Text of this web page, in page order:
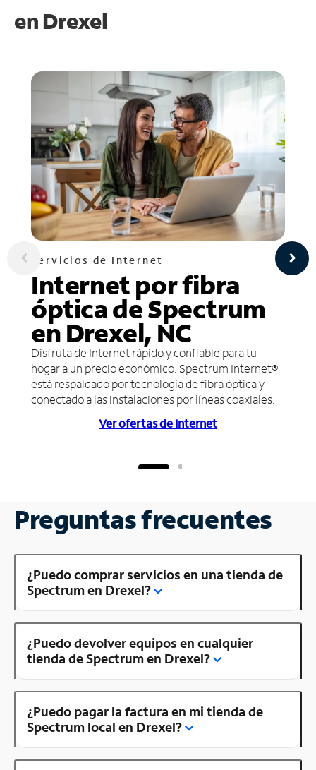
en Drexel
Servicios de Internet
Internet por fibra
óptica de Spectrum
en Drexel, NC
Disfruta de Internet rápido y confiable para tu
hogar a un precio económico. Spectrum Internet®
está respaldado por tecnología de fibra óptica y
conectado a las instalaciones por líneas coaxiales.
Ver ofertas de Internet
Preguntas frecuentes
¿Puedo comprar servicios en una tienda de
Spectrum en Drexel?
¿Puedo devolver equipos en cualquier
tienda de Spectrum en Drexel?
¿Puedo pagar la factura en mi tienda de
Spectrum local en Drexel?